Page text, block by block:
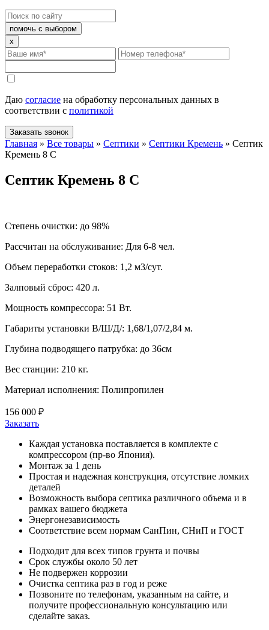
помочь с выбором
x
Даю согласие на обработку персональных данных в
соответствии с политикой
Заказать звонок
Главная » Все товары » Септики » Септики Кремень » Септик
Кремень 8 C
Септик Кремень 8 C
Степень очистки: до 98%
Рассчитан на обслуживание: Для 6-8 чел.
Объем переработки стоков: 1,2 м3/сут.
Залповый сброс: 420 л.
Мощность компрессора: 51 Вт.
Габариты установки В/Ш/Д/: 1,68/1,07/2,84 м.
Глубина подводящего патрубка: до 36см
Вес станции: 210 кг.
Материал исполнения: Полипропилен
156 000 ₽
Заказать
Каждая установка поставляется в комплекте с
компрессором (пр-во Япония).
Монтаж за 1 день
Простая и надежная конструкция, отсутствие ломких
деталей
Возможность выбора септика различного объема и в
рамках вашего бюджета
Энергонезависимость
Соответствие всем нормам СанПин, СНиП и ГОСТ
Подходит для всех типов грунта и почвы
Срок службы около 50 лет
Не подвержен коррозии
Очистка септика раз в год и реже
Позвоните по телефонам, указанным на сайте, и
получите профессиональную консультацию или
сделайте заказ.